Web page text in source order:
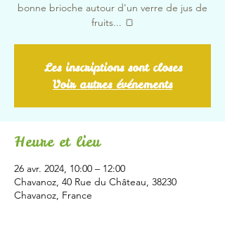
bonne brioche autour d'un verre de jus de
fruits... 🍞
Les inscriptions sont closes
Voir autres événements
Heure et lieu
26 avr. 2024, 10:00 – 12:00
Chavanoz, 40 Rue du Château, 38230
Chavanoz, France